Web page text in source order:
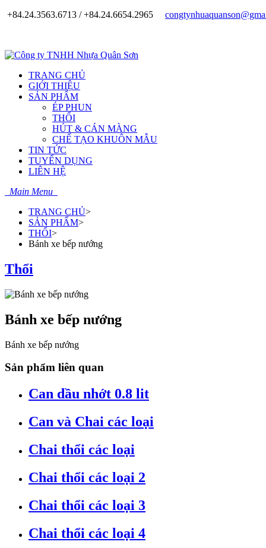
+84.24.3563.6713 / +84.24.6654.2965
TRANG CHỦ
GIỚI THIỆU
SẢN PHẨM
ÉP PHUN
THỔI
HÚT & CÁN MÀNG
CHẾ TẠO KHUÔN MẪU
TIN TỨC
TUYỂN DỤNG
LIÊN HỆ
Main Menu
TRANG CHỦ>
SẢN PHẨM>
THỔI>
Bánh xe bếp nướng
Thổi
Bánh xe bếp nướng
Bánh xe bếp nướng
Sản phẩm liên quan
Can dầu nhớt 0.8 lit
Can và Chai các loại
Chai thổi các loại
Chai thổi các loại 2
Chai thổi các loại 3
Chai thổi các loại 4